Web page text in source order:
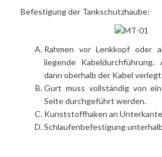
Befestigung der Tankschutzhaube:
Rahmen vor Lenkkopf oder
liegende
dann oberhalb der Kabel
Gurt muss vollständig von
Seite durchgeführt werden.
Kunststoffhaken an
Schlaufenbefestigung